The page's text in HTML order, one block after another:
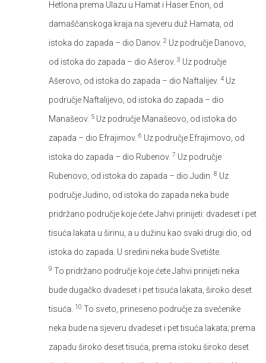
Hetlona prema Ulazu u Hamat i Haser Enon, od
damaščanskoga kraja na sjeveru duž Hamata, od
istoka do zapada – dio Danov. 2 Uz područje Danovo,
od istoka do zapada – dio Ašerov. 3 Uz područje
Ašerovo, od istoka do zapada – dio Naftalijev. 4 Uz
područje Naftalijevo, od istoka do zapada – dio
Manašeov. 5 Uz područje Manašeovo, od istoka do
zapada – dio Efrajimov. 6 Uz područje Efrajimovo, od
istoka do zapada – dio Rubenov. 7 Uz područje
Rubenovo, od istoka do zapada – dio Judin. 8 Uz
područje Judino, od istoka do zapada neka bude
pridržano područje koje ćete Jahvi prinijeti: dvadeset i pet
tisuća lakata u širinu, a u dužinu kao svaki drugi dio, od
istoka do zapada. U sredini neka bude Svetište.
9 To pridržano područje koje ćete Jahvi prinijeti neka
bude dugačko dvadeset i pet tisuća lakata, široko deset
tisuća.
10 To sveto, prineseno područje za svećenike
neka bude na sjeveru dvadeset i pet tisuća lakata; prema
zapadu široko deset tisuća, prema istoku široko deset